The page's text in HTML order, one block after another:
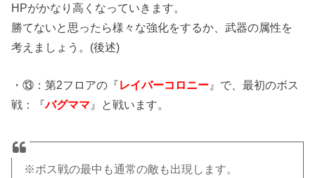
HPがかなり高くなっていきます。
勝てないと思ったら様々な強化をするか、武器の属性を
考えましょう。(後述)
・⑬：第2フロアの『レイバーコロニー 』で、最初のボス
戦：『バグママ 』と戦います。
※ボス戦の最中も通常の敵も出現します。